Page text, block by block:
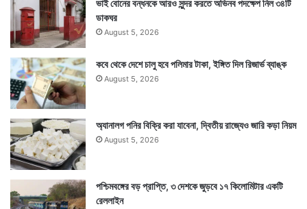
ভাই বোনের বন্ধনকে আরও সুন্দর করতে অভিনব পদক্ষেপ নিল ৩৪টি
ডাকঘর
August 5, 2026
কবে থেকে দেশে চালু হবে পলিমার টাকা, ইঙ্গিত দিল রিজার্ভ ব্যাঙ্ক
August 5, 2026
অ্যানালগ পনির বিক্রি করা যাবেনা, দ্বিতীয় রাজ্যেও জারি কড়া নিয়ম
August 5, 2026
পশ্চিমবঙ্গের বড় প্রাপ্তি, ৩ দেশকে জুড়বে ১৭ কিলোমিটার একটি
রেললাইন